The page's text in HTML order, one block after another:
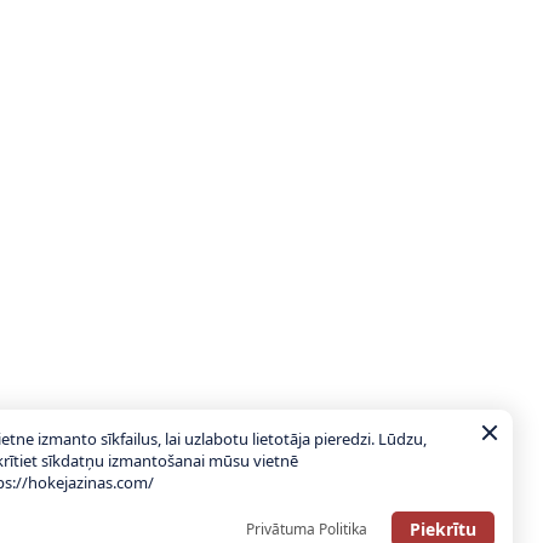
izmanto sīkfailus, lai uzlabotu lietotāja pieredzi. Lūdzu,
sīkdatņu izmantošanai mūsu vietnē
hokejazinas.com/
Privātuma Politika Piekrītu